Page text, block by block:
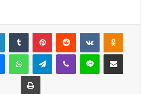
LinkedInTumblr PinterestReddit VKontakte
MessengerWhatsAppTelegramViber Line E-Posta ile
Yazdır